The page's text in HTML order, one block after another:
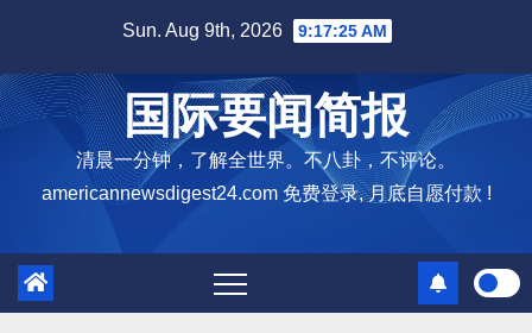
content
Sun. Aug 9th, 2026 9:17:27 AM
国际要闻简报
清晨一分钟，了解全世界。不八卦，不评论。
americannewsdigest24.com 免费登录, 月底自愿付款 !